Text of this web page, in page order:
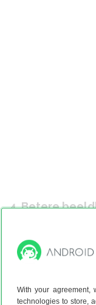
With your agreement,
technologies to store,
4. Betere
aan een normale
de beeldkwaliteit